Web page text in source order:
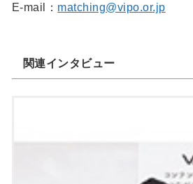
E-mail： matching@vipo.or.jp
関連インタビュー